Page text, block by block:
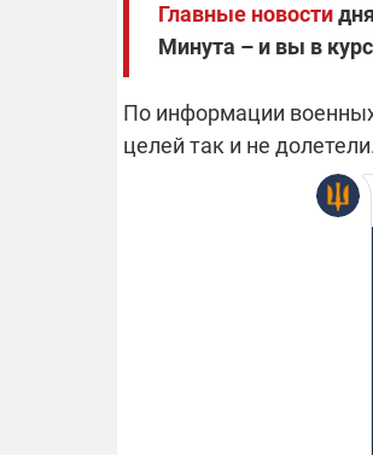
Главные новости
Минута – и вы в
По информации
целей так и не